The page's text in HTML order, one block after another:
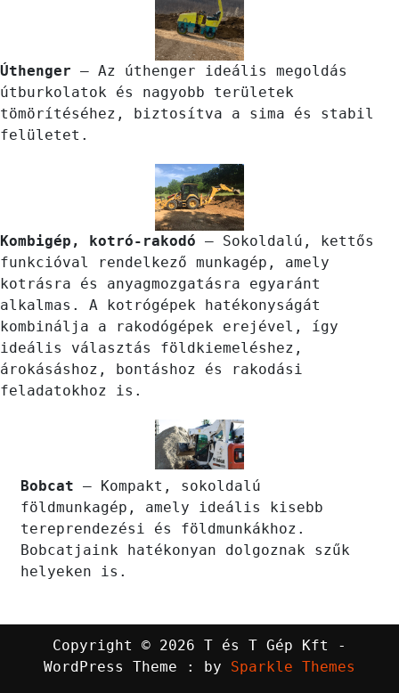
Úthenger – Az úthenger ideális megoldás
útburkolatok és nagyobb területek
tömörítéséhez, biztosítva a sima és stabil
felületet.
Kombigép, kotró-rakodó – Sokoldalú, kettős
funkcióval rendelkező munkagép, amely
kotrásra és anyagmozgatásra egyaránt
alkalmas. A kotrógépek hatékonyságát
kombinálja a rakodógépek erejével, így
ideális választás földkiemeléshez,
árokásáshoz, bontáshoz és rakodási
feladatokhoz is.
Bobcat – Kompakt, sokoldalú
földmunkagép, amely ideális kisebb
tereprendezési és földmunkákhoz.
Bobcatjaink hatékonyan dolgoznak szűk
helyeken is.
Copyright © 2026 T és T Gép Kft -
WordPress Theme : by Sparkle Themes